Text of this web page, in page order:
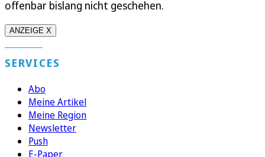
offenbar bislang nicht geschehen.
ANZEIGE X
SERVICES
Abo
Meine Artikel
Meine Region
Newsletter
Push
E-Paper